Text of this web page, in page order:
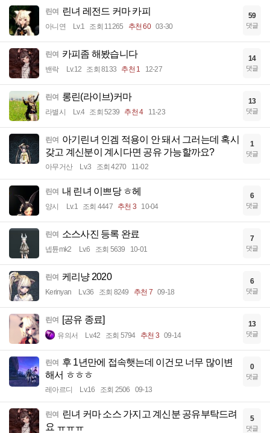
린여 린녀 레전드 커마 카피
아니연 Lv.1 조회 11265 추천 60 03-30
59
댓글
린여 카피좀 해봤습니다
밴락 Lv.12 조회 8133 추천 1 12-27
14
댓글
린여 롱린(라이브)커마
라별시 Lv.4 조회 5239 추천 4 11-23
13
댓글
린여 아기린녀 인겜 적용이 안 돼서 그러는데 혹시
갖고 계신분이 계시다면 공유 가능할까요?
아무거산 Lv.3 조회 4270 11-02
1
댓글
린여 내 린녀 이쁘당 ㅎ헤
양시 Lv.1 조회 4447 추천 3 10-04
6
댓글
린여 소스사진 등록 완료
넵튠mk2 Lv.6 조회 5639 10-01
7
댓글
린여 케리냥 2020
Kerinyan Lv.36 조회 8249 추천 7 09-18
6
댓글
린여 [공유 종료]
유의서 Lv.42 조회 5794 추천 3 09-14
13
댓글
린여 후 1년만에 접속햇는데 이건모 너무 많이변
해서 ㅎㅎㅎ
레아르디 Lv.16 조회 2506 09-13
0
댓글
린여
린녀 커마 소스 가지고 계신분 공유부탁드려
요 ㅠㅠㅠ
5
댓글